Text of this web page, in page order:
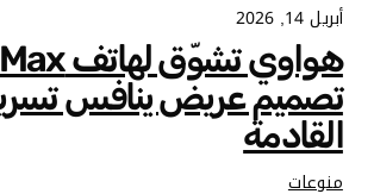
أبريل 14, 2026
تصميم عريض ينافس
القادمة
منوعات